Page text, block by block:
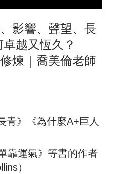
影響、聲望、長
越又恆久？
煉｜喬美倫老師
青》《為什麼A+巨人
靠運氣》等書的作者
）